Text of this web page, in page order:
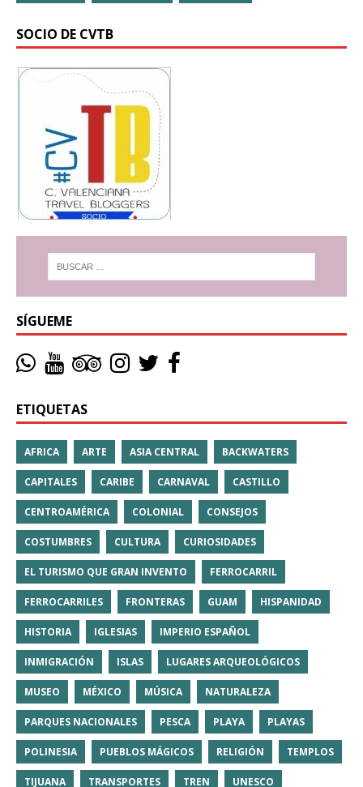
SOCIO DE CVTB
SÍGUEME
ETIQUETAS
AFRICA ARTE ASIA CENTRAL BACKWATERS
CAPITALES CARIBE CARNAVAL CASTILLO
CENTROAMÉRICA COLONIAL CONSEJOS
COSTUMBRES CULTURA CURIOSIDADES
EL TURISMO QUE GRAN INVENTO FERROCARRIL
FERROCARRILES FRONTERAS GUAM HISPANIDAD
HISTORIA IGLESIAS IMPERIO ESPAÑOL
INMIGRACIÓN ISLAS LUGARES ARQUEOLÓGICOS
MUSEO MÉXICO MÚSICA NATURALEZA
PARQUES NACIONALES PESCA PLAYA PLAYAS
POLINESIA PUEBLOS MÁGICOS RELIGIÓN TEMPLOS
TIJUANA TRANSPORTES TREN UNESCO